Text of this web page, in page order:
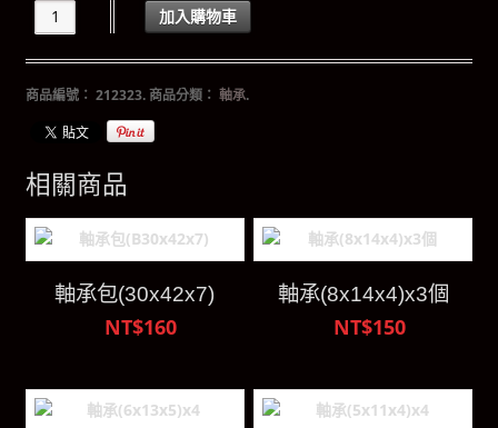
加入購物車
商品編號： 212323.商品分類： 軸承.
相關商品
軸承包(30x42x7)
NT$160
軸承(8x14x4)x3個
NT$150